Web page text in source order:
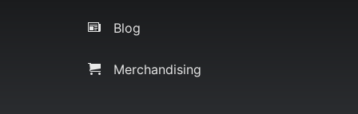
Blog
Merchandising